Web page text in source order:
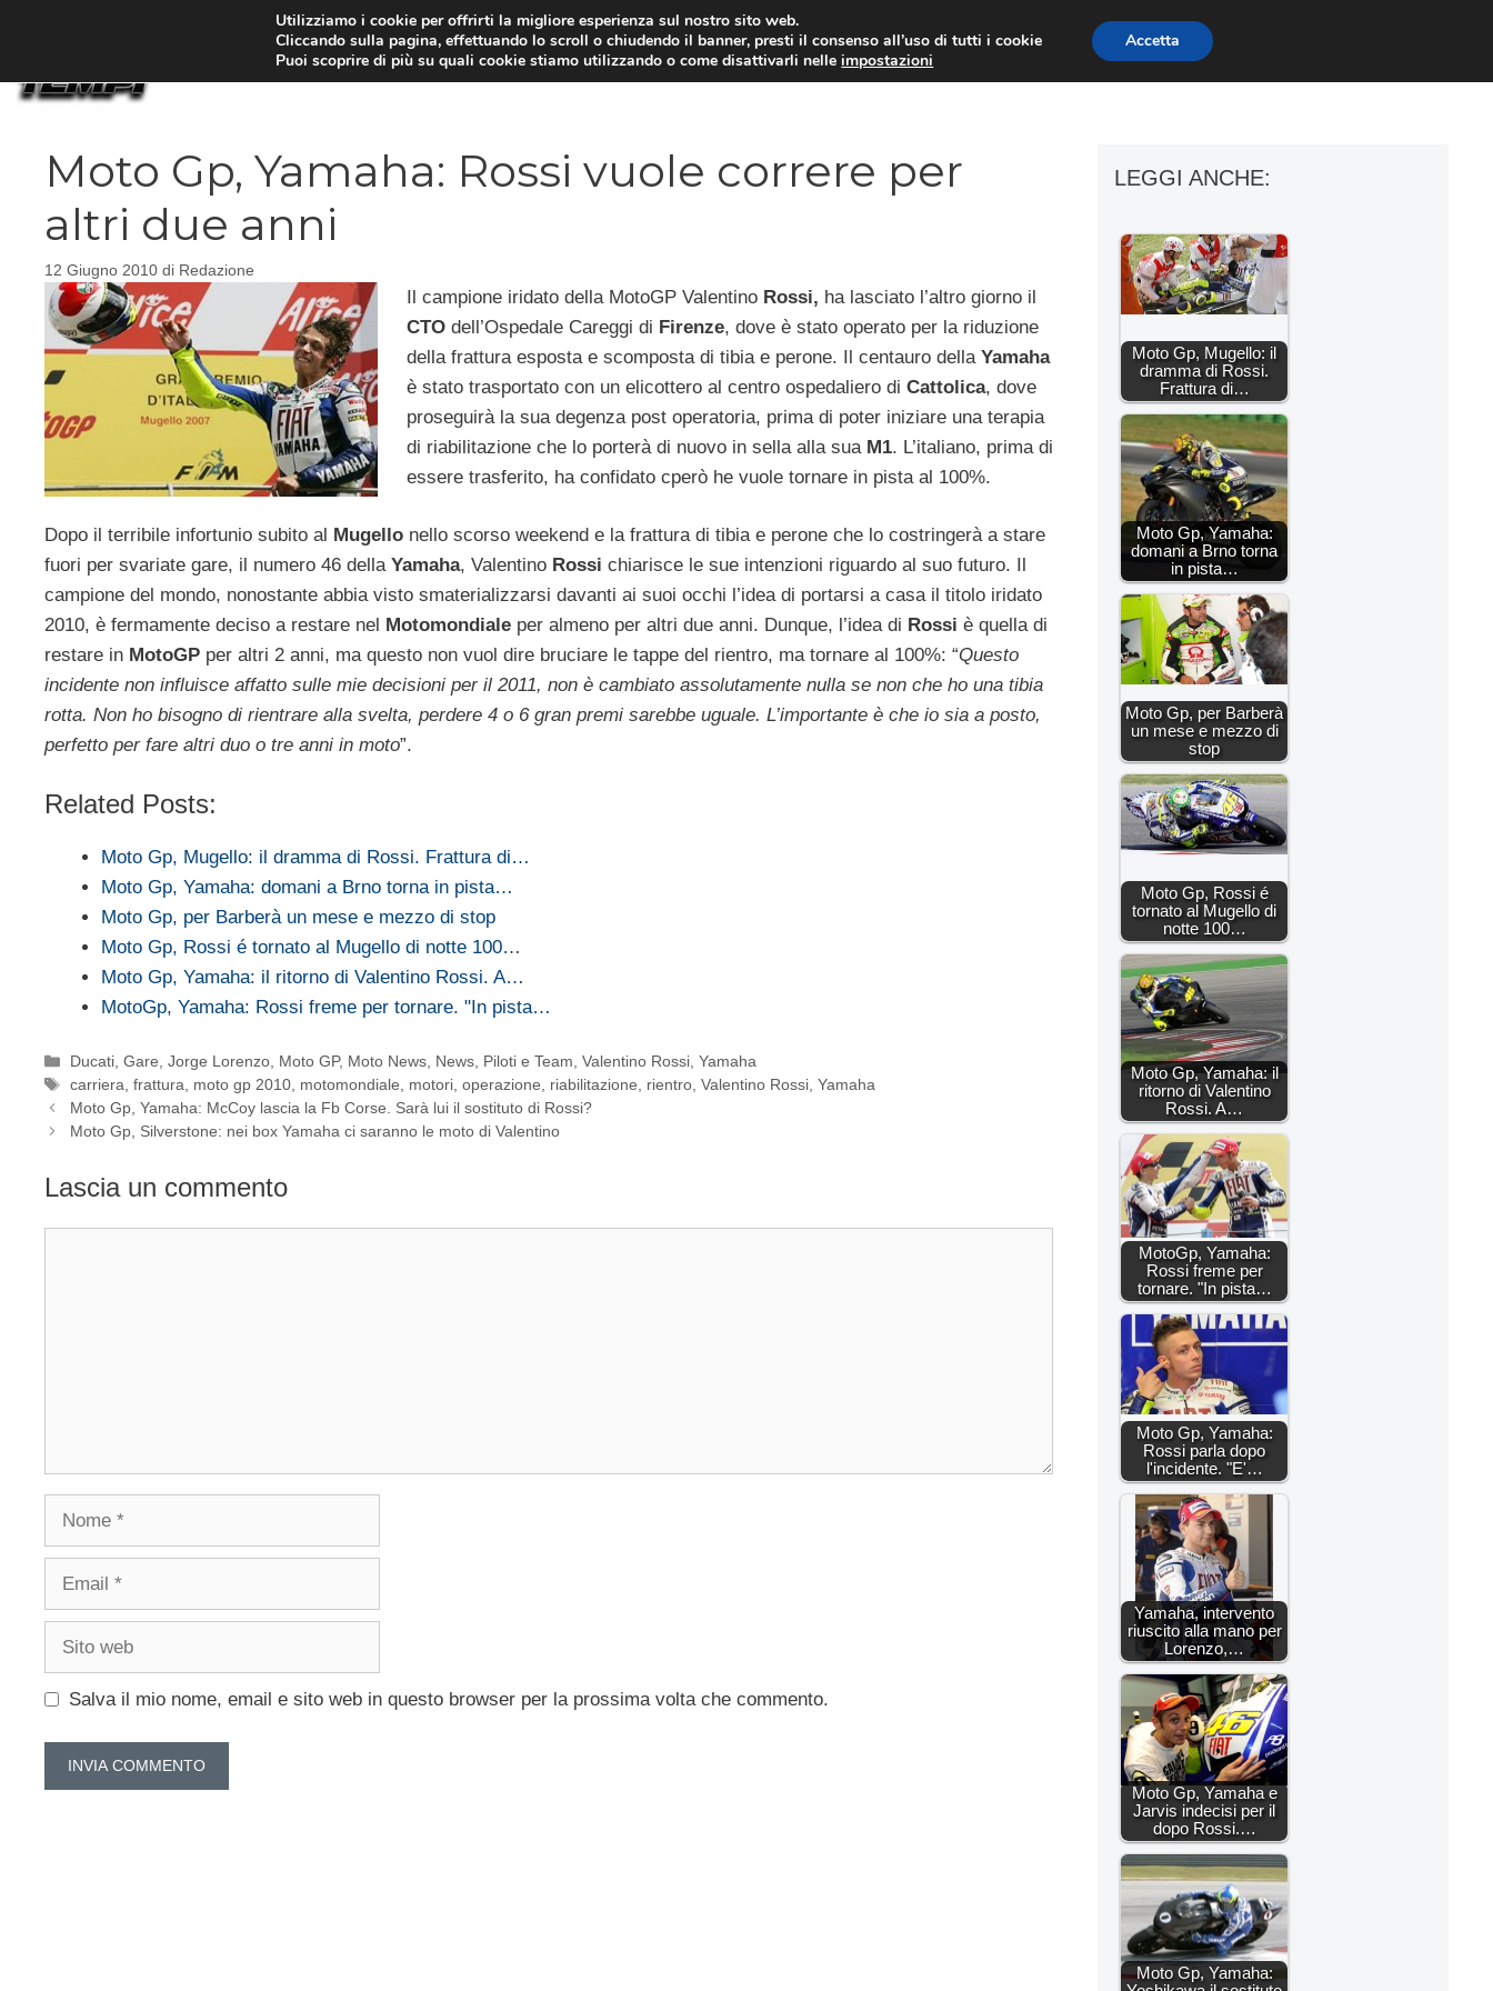
MOTO NEWS ACCESSORI MOTO MOTO GP
Moto Gp, Yamaha: Rossi vuole correre per
altri due anni
12 Giugno 2010 di Redazione
Il campione iridato della MotoGP Valentino Rossi, ha lasciato l’altro giorno il
CTO dell’Ospedale Careggi di Firenze, dove è stato operato per la riduzione
della frattura esposta e scomposta di tibia e perone. Il centauro dellaYamaha
è stato trasportato con un elicottero al centro ospedaliero di Cattolica, dove
proseguirà la sua degenza post operatoria, prima di poter iniziare una terapia
di riabilitazione che lo porterà di nuovo in sella alla sua M1. L’italiano, prima di
essere trasferito, ha confidato cperò he vuole tornare in pista al 100%.
Dopo il terribile infortunio subito al Mugello nello scorso weekend e la frattura di tibia e perone che lo costringerà a stare
fuori per svariate gare, il numero 46 della Yamaha, Valentino Rossi chiarisce le sue intenzioni riguardo al suo futuro. Il
campione del mondo, nonostante abbia visto smaterializzarsi davanti ai suoi occhi l’idea di portarsi a casa il titolo iridato
2010, è fermamente deciso a restare nel
Motomondiale per almeno per altri due anni. Dunque, l’idea di Rossi è quella di
restare in MotoGP per altri 2 anni, ma questo non vuol dire bruciare le tappe del rientro, ma tornare al 100%: “Questo
incidente non influisce affatto sulle mie decisioni per il 2011, non è cambiato assolutamente nulla se non che ho una tibia
rotta. Non ho bisogno di rientrare alla svelta, perdere 4 o 6 gran premi sarebbe uguale. L’importante è che io sia a posto,
perfetto per fare altri duo o tre anni in moto”.
Related Posts:
Moto Gp, Mugello: il dramma di Rossi. Frattura di…
Moto Gp, Yamaha: domani a Brno torna in pista…
Moto Gp, per Barberà un mese e mezzo di stop
Moto Gp, Rossi é tornato al Mugello di notte 100…
Moto Gp, Yamaha: il ritorno di Valentino Rossi. A…
MotoGp, Yamaha: Rossi freme per tornare. "In pista…
Categorie
Ducati,Gare,Jorge Lorenzo, Moto GP, Moto News, News, Piloti e Team,Valentino Rossi,Yamaha
Tag
carriera,frattura, moto gp 2010, motomondiale, motori,operazione, riabilitazione, rientro,Valentino Rossi,Yamaha
Moto Gp, Yamaha: McCoy lascia la Fb Corse. Sarà lui il sostituto di Rossi?
Moto Gp, Silverstone: nei box Yamaha ci saranno le moto di Valentino
Lascia un commento
Salva il mio nome, email e sito web in questo browser per la prossima volta che commento.
LEGGI ANCHE:
Moto Gp, Mugello: il
dramma di Rossi.
Frattura di…
Moto Gp, Yamaha:
domani a Brno torna
in pista…
Moto Gp, per Barberà
un mese e mezzo di
stop
Moto Gp, Rossi é
tornato al Mugello di
notte 100…
Moto Gp, Yamaha: il
ritorno di Valentino
Rossi. A…
MotoGp, Yamaha:
Rossi freme per
tornare. "In pista…
Moto Gp, Yamaha:
Rossi parla dopo
l'incidente. "E'…
Yamaha, intervento
riuscito alla mano per
Lorenzo,…
Moto Gp, Yamaha e
Jarvis indecisi per il
dopo Rossi.…
Moto Gp, Yamaha:
Utilizziamo i cookie per offrirti la migliore esperienza sul nostro sito web.
Cliccando sulla pagina, effettuando lo scroll o chiudendo il banner, presti il consenso all’uso di tutti i cookie
Puoi scoprire di più su quali cookie stiamo utilizzando o come disattivarli nelleimpostazioni
Accetta